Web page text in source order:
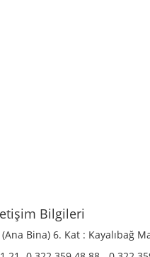
Bilgileri
(Ana Bina) 6. Kat : Kayalıbağ